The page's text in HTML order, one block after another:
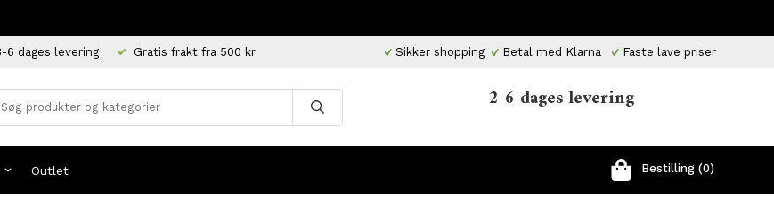
6 dages levering Gratis frakt fra 500 kr Sikker shopping Betal med Klarna Faste lave priser
2-6 dages levering
Outlet Bestilling (0)